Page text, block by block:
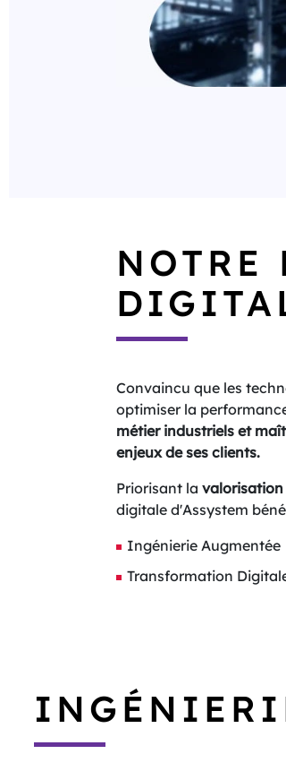
NOTRE
Convaincu que les
optimiser la
métier industriels et
enjeux de ses clients.
Priorisant la valorisation
digitale d'Assystem
Ingénierie Augmentée
Transformation